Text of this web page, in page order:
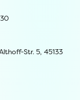
Str. 5, 45133